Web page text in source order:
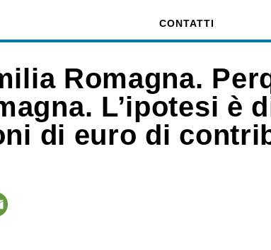
CONTATTI
Romagna.
L’ipotesi è
di euro di